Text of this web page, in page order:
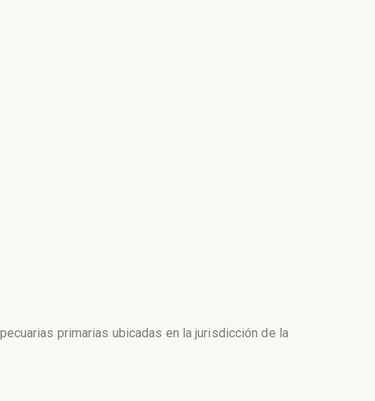
primarias ubicadas en la jurisdicción de la